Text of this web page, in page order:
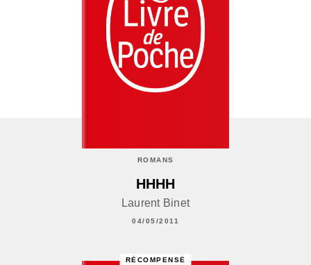
ROMANS
HHHH
Laurent Binet
04/05/2011
RÉCOMPENSÉ